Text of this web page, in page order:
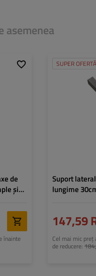
asemenea
de
și
înainte
SUPER OFERTĂ
Suport
lungime
147,59
Cel mai mic
de reducere:
Dimensiuni